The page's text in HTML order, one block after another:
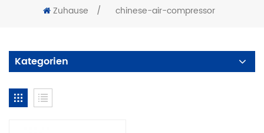
Zuhause / chinese-air-compressor
Kategorien